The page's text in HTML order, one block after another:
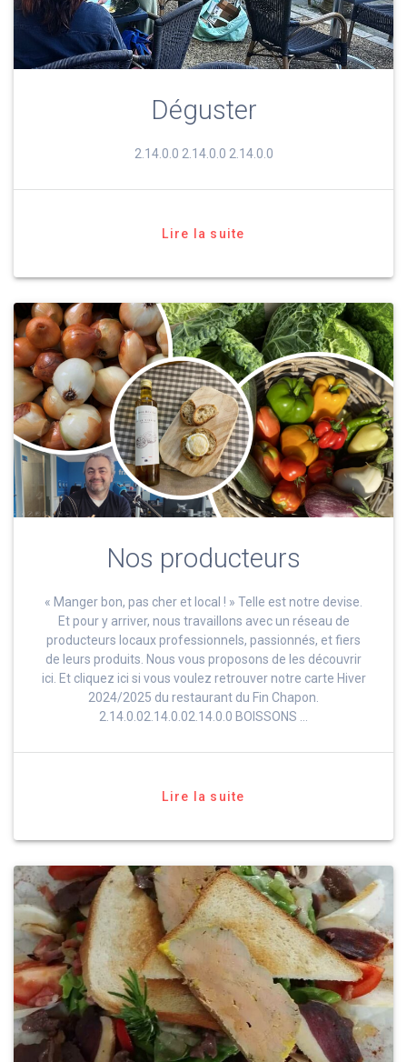
Déguster
2.14.0.0 2.14.0.0 2.14.0.0
Lire la suite
Nos producteurs
« Manger bon, pas cher et local ! » Telle est notre devise.
Et pour y arriver, nous travaillons avec un réseau de
producteurs locaux professionnels, passionnés, et fiers
de leurs produits. Nous vous proposons de les découvrir
ici. Et cliquez ici si vous voulez retrouver notre carte Hiver
2024/2025 du restaurant du Fin Chapon.
2.14.0.02.14.0.02.14.0.0 BOISSONS …
Lire la suite